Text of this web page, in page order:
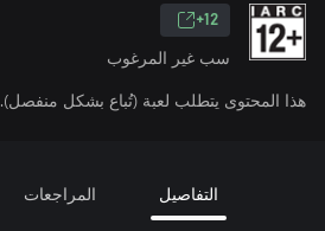
12+
سب غير المرغوب
هذا المحتوى يتطلب لعبة (تُباع بشكل منفصل).
التفاصيل المراجعات